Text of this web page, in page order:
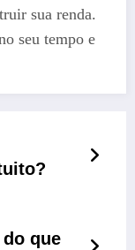
sua renda.
seu tempo e
que